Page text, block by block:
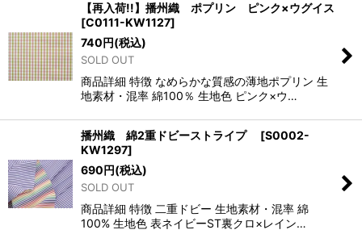
【再入荷!!】播州織 ポプリン ピンク×ウグイス
[C0111-KW1127]
740円(税込)
SOLD OUT
商品詳細 特徴 なめらかな質感の薄地ポプリン 生
地素材・混率 綿100％ 生地色 ピンク×ウ…
播州織 綿2重ドビーストライプ [S0002-
KW1297]
690円(税込)
SOLD OUT
商品詳細 特徴 二重ドビー 生地素材・混率 綿
100% 生地色 表ネイビーST裏クロ×レイン…